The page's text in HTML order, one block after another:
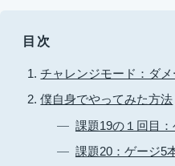
目次
チャレンジモード：ダ
僕自身でやってみた方法
課題19の１回目
課題20：ゲージ5